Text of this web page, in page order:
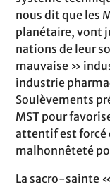
nous dit que les
planétaire, vont
nations de leur
mauvaise »
industrie
Soulèvements
MST pour
attentif est forcé
malhonnêteté
La sacro-sainte